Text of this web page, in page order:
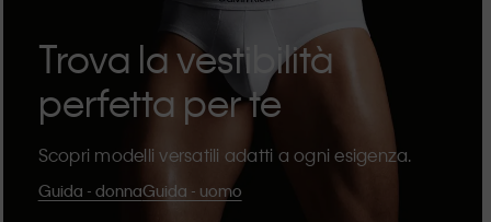
Trova la vestibilità
perfetta per te
Scopri modelli versatili adatti a ogni esigenza.
Guida - donnaGuida - uomo